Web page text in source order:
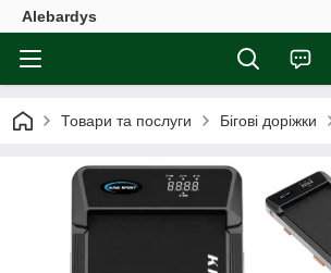
Alebardys
Товари та послуги Бігові доріжки